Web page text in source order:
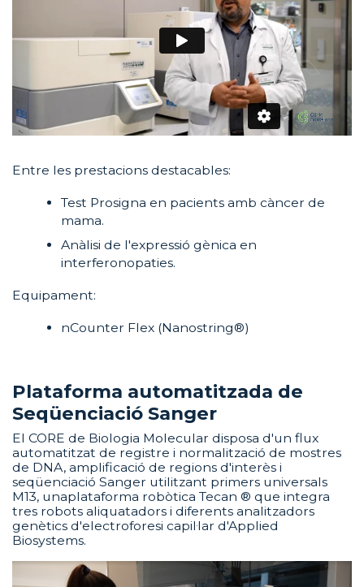
Entre les prestacions destacables:
Test Prosigna en pacients amb càncer de
mama.
Anàlisi de l'expressió gènica en
interferonopaties.
Equipament:
nCounter Flex (Nanostring®)
Plataforma automatitzada de
Seqüenciació Sanger
El CORE de Biologia Molecular disposa d'un flux
automatitzat de registre i normalització de mostres
de DNA, amplificació de regions d'interès i
seqüenciació Sanger utilitzant primers universals
M13, unaplataforma robòtica Tecan ® que integra
tres robots aliquatadors i diferents analitzadors
genètics d'electroforesi capil·lar d'Applied
Biosystems.